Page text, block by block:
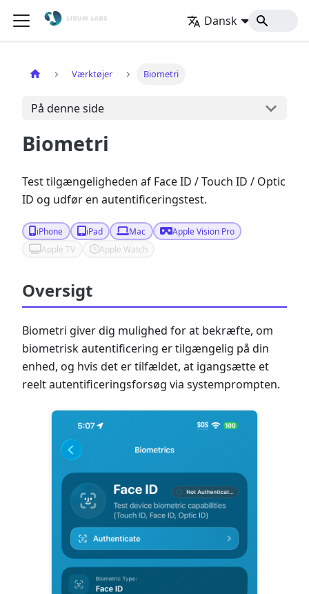
Dansk Hjem
Værktøjer Biometri
På denne side
Biometri
Test tilgængeligheden af Face ID / Touch ID / Optic
ID og udfør en autentificeringstest.
iPhone iPad Mac
Apple Vision Pro
Apple TV
Apple Watch
Oversigt
Biometri giver dig mulighed for at bekræfte, om
biometrisk autentificering er tilgængelig på din
enhed, og hvis det er tilfældet, at igangsætte et
reelt autentificeringsforsøg via systemprompten.